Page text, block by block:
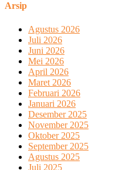
Arsip
Agustus 2026
Juli 2026
Juni 2026
Mei 2026
April 2026
Maret 2026
Februari 2026
Januari 2026
Desember 2025
November 2025
Oktober 2025
September 2025
Agustus 2025
Juli 2025